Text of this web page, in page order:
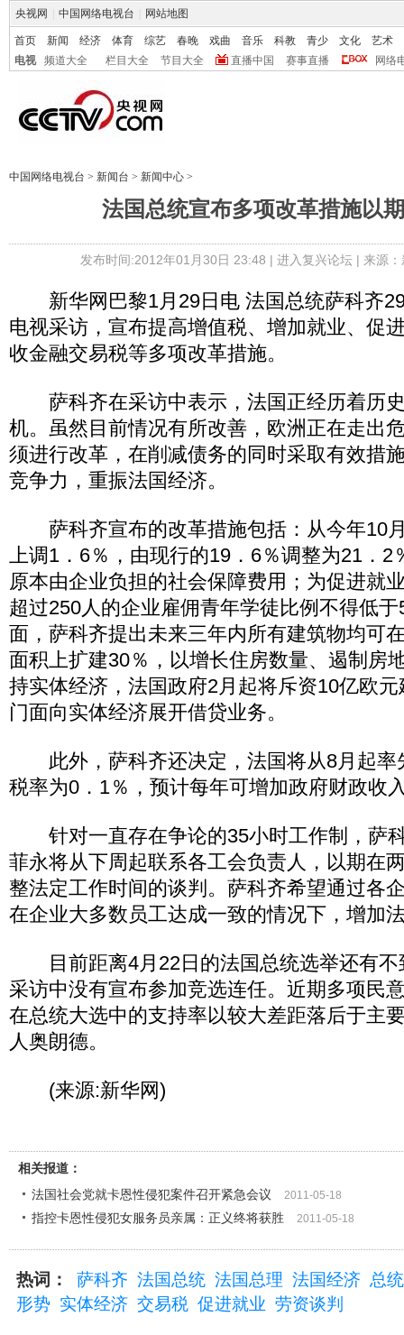
央视网 中国网络电视台 网站地图
首页 新闻 经济 体育 综艺 春晚 戏曲 音乐 科教 青少 文化
艺术
电视
频道大全 栏目大全 节目大全 直播中国 赛事直播 网络
中国网络电视台 > 新闻台 > 新闻中心 >
法国总统宣布多项改革措施以
发布时间:2012年01月30日 23:48 | 进入复兴论坛| 来源
新华网巴黎1月29日电 法国总统萨科齐
电视采访，宣布提高增值税、增加就业、促
收金融交易税等多项改革措施。
萨科齐在采访中表示，法国正经历着历
机。虽然目前情况有所改善，欧洲正在走出
须进行改革，在削减债务的同时采取有效措
竞争力，重振法国经济。
萨科齐宣布的改革措施包括：从今年10
上调1．6％，由现行的19．6％调整为21．2
原本由企业负担的社会保障费用；为促进就
超过250人的企业雇佣青年学徒比例不得低
面，萨科齐提出未来三年内所有建筑物均可
面积上扩建30％，以增长住房数量、遏制房
持实体经济，法国政府2月起将斥资10亿欧元
门面向实体经济展开借贷业务。
此外，萨科齐还决定，法国将从8月起率
税率为0．1％，预计每年可增加政府财政收
针对一直存在争论的35小时工作制，萨
菲永将从下周起联系各工会负责人，以期在
整法定工作时间的谈判。萨科齐希望通过各
在企业大多数员工达成一致的情况下，增加
目前距离4月22日的法国总统选举还有不
采访中没有宣布参加竞选连任。近期多项民
在总统大选中的支持率以较大差距落后于主
人奥朗德。
(来源:新华网)
相关报道：
法国社会党就卡恩性侵犯案件召开紧急会议
2011-05-18
指控卡恩性侵犯女服务员亲属：正义终将获胜 2011-05-18
热词： 萨科齐 法国总统 法国总理 法国经济 总
形势 实体经济 交易税 促进就业 劳资谈判